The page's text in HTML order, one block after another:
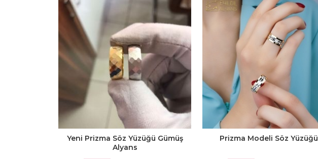
Yeni Prizma Söz Yüzüğü Gümüş
Alyans
Prizma Modeli Söz Yüzüğü